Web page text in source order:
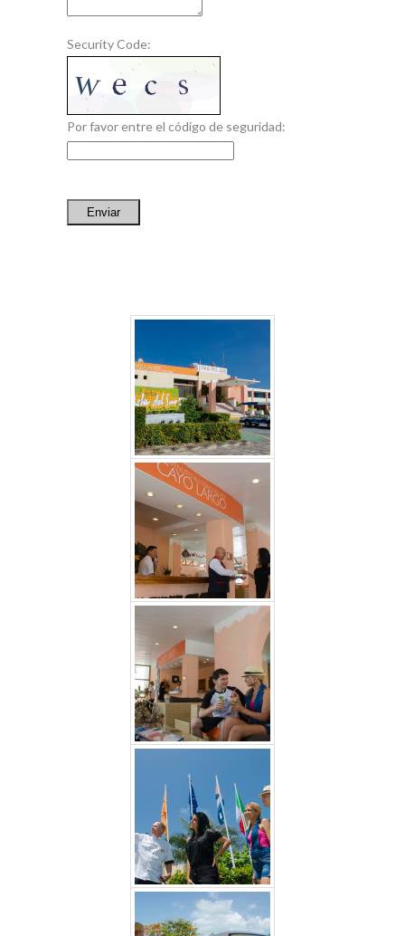
Security Code:
Por favor entre el código de seguridad:
Enviar